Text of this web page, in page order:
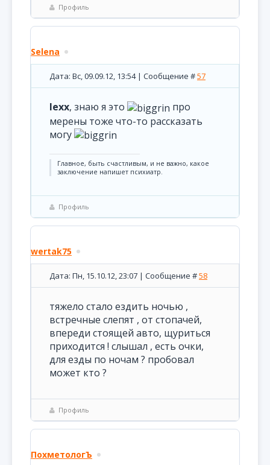
Профиль
Selena
Дата: Вс, 09.09.12, 13:54 | Сообщение #57
lexx, знаю я это
про
мерены тоже что-то рассказать
могу
Главное, быть счастливым, и не важно, какое
заключение напишет психиатр.
Профиль
wertak75
Дата: Пн, 15.10.12, 23:07 | Сообщение #58
тяжело стало ездить ночью ,
встречные слепят , от стопачей,
впереди стоящей авто, щуриться
приходится ! слышал , есть очки,
для езды по ночам ? пробовал
может кто ?
Профиль
ПохметологЪ